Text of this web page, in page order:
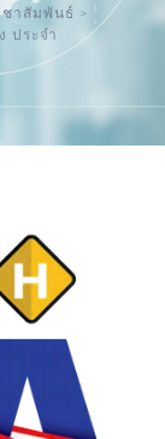
ชาสัมพันธ์ >
ประจำ